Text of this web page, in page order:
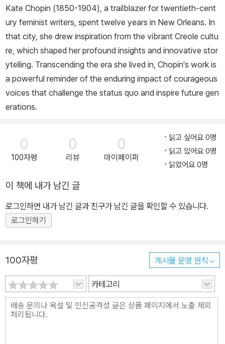
Kate Chopin (1850-1904), a trailblazer for twentieth-cent
ury feminist writers, spent twelve years in New Orleans. In
that city, she drew inspiration from the vibrant Creole cultu
re, which shaped her profound insights and innovative stor
ytelling. Transcending the era she lived in, Chopin's work is
a powerful reminder of the enduring impact of courageous
voices that challenge the status quo and inspire future gen
erations.
0
100자평
0
리뷰
0
마이페이퍼
읽고 싶어요 0명
읽고 있어요 0명
읽었어요 0명
이 책에 내가 남긴 글
로그인하면 내가 남긴 글과 친구가 남긴 글을 확인할 수 있습니다.
로그인하기
100자평 게시물 운영 원칙
카테고리